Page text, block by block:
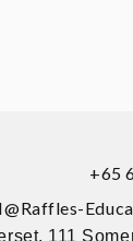
+65
111